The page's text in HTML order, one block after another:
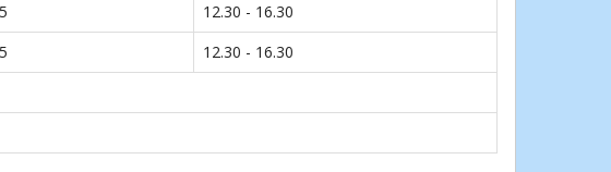
12.30 - 16.30
12.30 - 16.30